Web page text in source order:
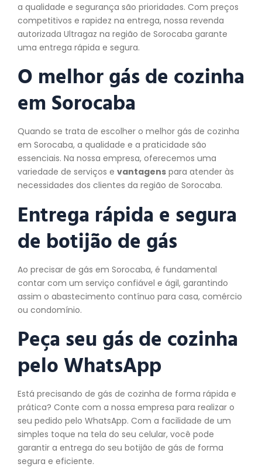
a qualidade e segurança são prioridades. Com preços
competitivos e rapidez na entrega, nossa revenda
autorizada Ultragaz na região de Sorocaba garante
uma entrega rápida e segura.
O melhor gás de cozinha
em Sorocaba
Quando se trata de escolher o melhor gás de cozinha
em Sorocaba, a qualidade e a praticidade são
essenciais. Na nossa empresa, oferecemos uma
variedade de serviços e vantagens para atender às
necessidades dos clientes da região de Sorocaba.
Entrega rápida e segura
de botijão de gás
Ao precisar de gás em Sorocaba, é fundamental
contar com um serviço confiável e ágil, garantindo
assim o abastecimento contínuo para casa, comércio
ou condomínio.
Peça seu gás de cozinha
pelo WhatsApp
Está precisando de gás de cozinha de forma rápida e
prática? Conte com a nossa empresa para realizar o
seu pedido pelo WhatsApp. Com a facilidade de um
simples toque na tela do seu celular, você pode
garantir a entrega do seu botijão de gás de forma
segura e eficiente.